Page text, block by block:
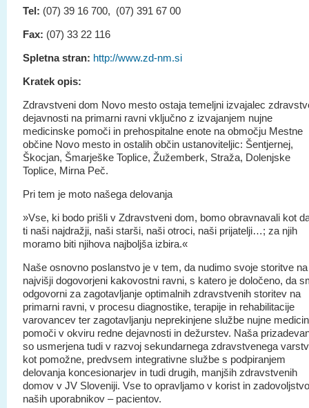
Tel: (07) 39 16 700, (07) 391 67 00
Fax: (07) 33 22 116
Spletna stran: http://www.zd-nm.si
Kratek opis:
Zdravstveni dom Novo mesto ostaja temeljni izvajalec
dejavnosti na primarni ravni vključno z izvajanjem nujne
medicinske pomoči in prehospitalne enote na območju Mestne
občine Novo mesto in ostalih občin ustanoviteljic: Šentjernej,
Škocjan, Šmarješke Toplice, Žužemberk, Straža, Dolenjske
Toplice, Mirna Peč.
Pri tem je moto našega delovanja
»Vse, ki bodo prišli v Zdravstveni dom, bomo obravnavali kot
ti naši najdražji, naši starši, naši otroci, naši prijatelji…; za njih
moramo biti njihova najboljša izbira.«
Naše osnovno poslanstvo je v tem, da nudimo svoje storitve na
najvišji dogovorjeni kakovostni ravni, s katero je določeno, da
odgovorni za zagotavljanje optimalnih zdravstvenih storitev na
primarni ravni, v procesu diagnostike, terapije in rehabilitacije
varovancev ter zagotavljanju neprekinjene službe nujne
pomoči v okviru redne dejavnosti in dežurstev. Naša
so usmerjena tudi v razvoj sekundarnega zdravstvenega
kot pomožne, predvsem integrativne službe s podpiranjem
delovanja koncesionarjev in tudi drugih, manjših zdravstvenih
domov v JV Sloveniji. Vse to opravljamo v korist in zadovoljstvo
naših uporabnikov – pacientov.